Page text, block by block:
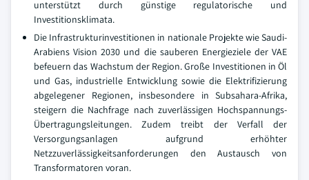
unterstützt durch günstige regulatorische und
Investitionsklimata.
Die Infrastrukturinvestitionen in nationale Projekte wie Saudi-
Arabiens Vision 2030 und die sauberen Energieziele der VAE
befeuern das Wachstum der Region. Große Investitionen in Öl
und Gas, industrielle Entwicklung sowie die Elektrifizierung
abgelegener Regionen, insbesondere in Subsahara-Afrika,
steigern die Nachfrage nach zuverlässigen Hochspannungs-
Übertragungsleitungen. Zudem treibt der Verfall der
Versorgungsanlagen aufgrund erhöhter
Netzzuverlässigkeitsanforderungen den Austausch von
Transformatoren voran.